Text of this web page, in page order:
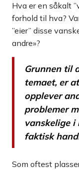
Hva er en såkalt
forhold til hva?
”eier” disse
andre»?
Grunnen til
temaet, er
opplever
problemer
vanskelige i
faktisk
Som oftest